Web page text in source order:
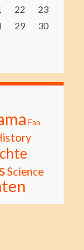
22
23
29
30
Fan
Science